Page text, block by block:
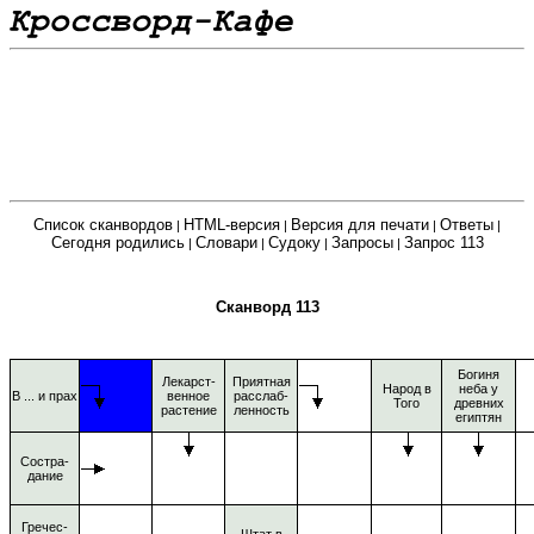
Список сканвордов | HTML-версия | Версия для печати | Ответы |
Сегодня родились| Словари| Судоку| Запросы| Запрос 113
Сканворд 113
В ... и прах
Лекарст-
венное
растение
Приятная
расслаб-
ленность
Народ в
Того
Богиня
неба у
древних
египтян
Состра-
дание
Гречес-